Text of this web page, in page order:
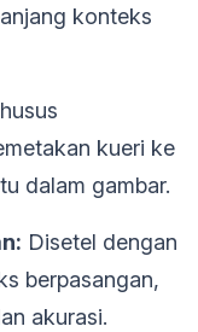
konteks
kueri ke
dalam gambar.
Disetel dengan
berpasangan,
akurasi.